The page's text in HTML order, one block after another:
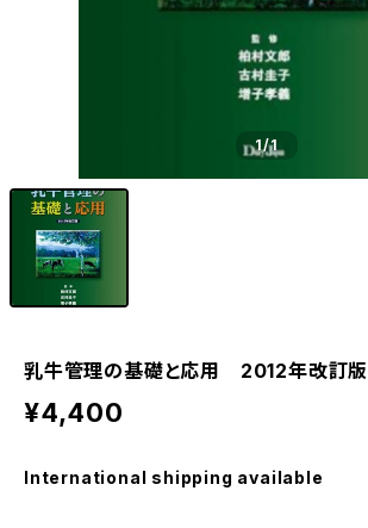
1/1
乳牛管理の基礎と応用 2012年改訂版
¥4,400
International shipping available